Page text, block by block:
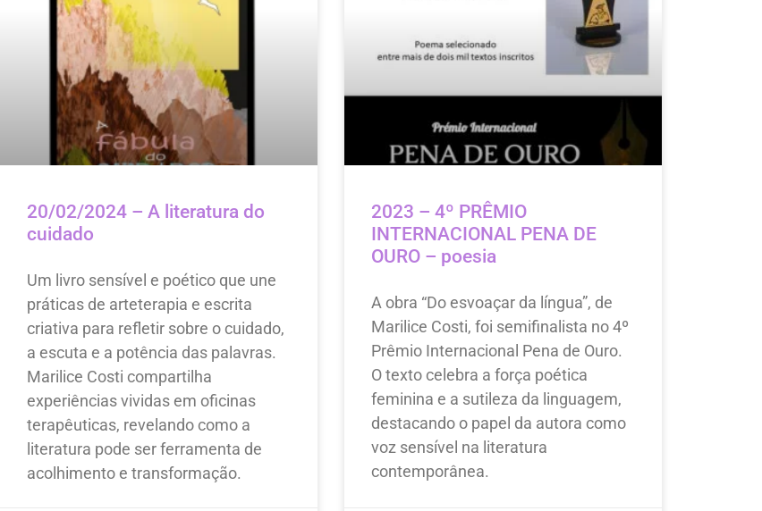
20/02/2024 – A literatura do
cuidado
Um livro sensível e poético que une
práticas de arteterapia e escrita
criativa para refletir sobre o cuidado,
a escuta e a potência das palavras.
Marilice Costi compartilha
experiências vividas em oficinas
terapêuticas, revelando como a
literatura pode ser ferramenta de
acolhimento e transformação.
2023 – 4º PRÊMIO
INTERNACIONAL PENA DE
OURO – poesia
A obra “Do esvoaçar da língua”, de
Marilice Costi, foi semifinalista no 4º
Prêmio Internacional Pena de Ouro.
O texto celebra a força poética
feminina e a sutileza da linguagem,
destacando o papel da autora como
voz sensível na literatura
contemporânea.